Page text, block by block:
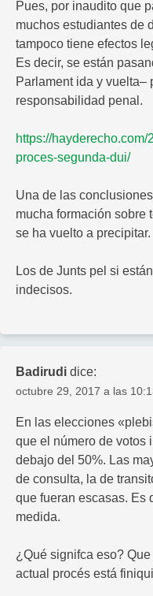
Pues, por inaudito que
muchos estudiantes de
tampoco tiene efectos
Es decir, se están
Parlament ida y vuelta–
responsabilidad penal.
https://
proces-segunda-dui/
Una de las
mucha formación sobre
se ha vuelto a precipitar.
Los de Junts pel si
indecisos.
Badirudi dice:
octubre 29, 2017 a las
En las elecciones
que el número de votos
debajo del 50%. Las
de consulta, la de
que fueran escasas. Es
medida.
¿Qué signifca eso?
actual procés está